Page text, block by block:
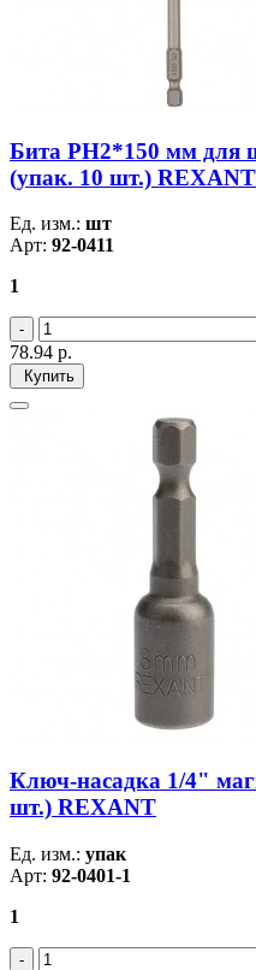
Бита PH2*150 мм для
(упак. 10 шт.) REXANT
Ед. изм.: шт
Арт: 92-0411
1
78.94 р.
Купить
Ключ-насадка 1/4"
шт.) REXANT
Ед. изм.: упак
Арт: 92-0401-1
1